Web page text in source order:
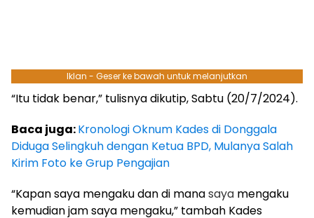
Iklan - Geser ke bawah untuk melanjutkan
“Itu tidak benar,” tulisnya dikutip, Sabtu (20/7/2024).
Baca juga:Kronologi Oknum Kades di Donggala
Diduga Selingkuh dengan Ketua BPD, Mulanya Salah
Kirim Foto ke Grup Pengajian
“Kapan saya mengaku dan di manasaya mengaku
kemudian jam saya mengaku,” tambah Kades